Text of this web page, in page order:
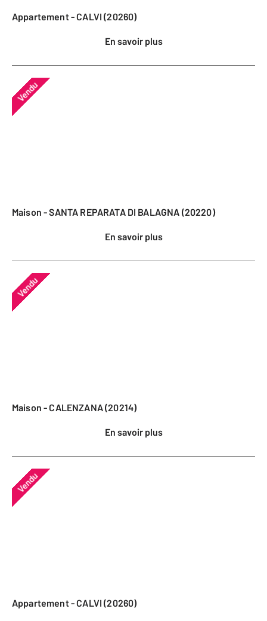
Appartement - CALVI (20260)
En savoir plus
Vendu
Maison - SANTA REPARATA DI BALAGNA (20220)
En savoir plus
Vendu
Maison - CALENZANA (20214)
En savoir plus
Vendu
Appartement - CALVI (20260)